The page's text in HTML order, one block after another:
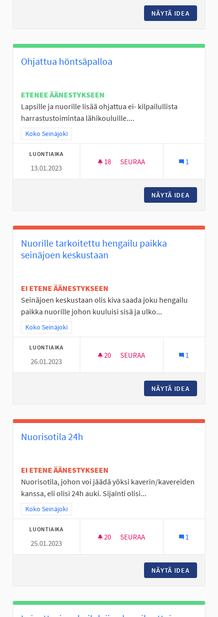
NÄYTÄ IDEA
Ohjattua höntsäpalloa
ETENEE ÄÄNESTYKSEEN
Lapsille ja nuorille lisää ohjattua ei- kilpailullista
harrastustoimintaa lähikouluille....
Rajaa tulokset teeman mukaan: Koko Seinäjoki
Koko Seinäjoki
LUONTIAIKA
13.01.2023
18 18 SEURAAJAA
SEURAA 1
NÄYTÄ IDEA
Nuorille tarkoitettu hengailu paikka
seinäjoen keskustaan
EI ETENE ÄÄNESTYKSEEN
Seinäjoen keskustaan olis kiva saada joku hengailu
paikka nuorille johon kuuluisi sisä ja ulko...
Rajaa tulokset teeman mukaan: Koko Seinäjoki
Koko Seinäjoki
LUONTIAIKA
26.01.2023
20 20 SEURAAJAA
SEURAA 1
NÄYTÄ IDEA
Nuorisotila 24h
EI ETENE ÄÄNESTYKSEEN
Nuorisotila, johon voi jäädä yöksi kaverin/kavereiden
kanssa, eli olisi 24h auki. Sijainti olisi...
Rajaa tulokset teeman mukaan: Koko Seinäjoki
Koko Seinäjoki
LUONTIAIKA
25.01.2023
20 20 SEURAAJAA
SEURAA 1
NÄYTÄ IDEA